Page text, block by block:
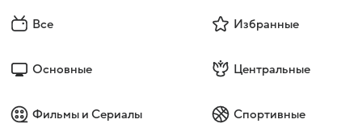
Все Избранные
Основные Центральные
Фильмы и Сериалы Спортивные